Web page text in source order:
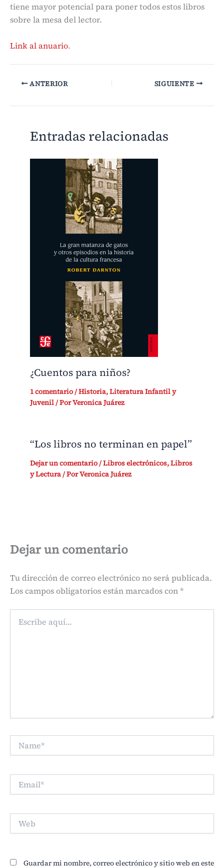
tiene mayor potencial para poner todos estos libros
sobre la mesa del lector.
Link al anuario.
ANTERIOR SIGUIENTE
Entradas relacionadas
¿Cuentos para niños?
1 comentario/Historia,Literatura Infantil y
Juvenil/ PorVeronica Juárez
“Los libros no terminan en papel”
Dejar un comentario/Libros electrónicos,Libros
y Lectura/ PorVeronica Juárez
Dejar un comentario
Tu dirección de correo electrónico no será publicada.
Los campos obligatorios están marcados con*
aquí...
Guardar mi nombre, correo electrónico y sitio web en este